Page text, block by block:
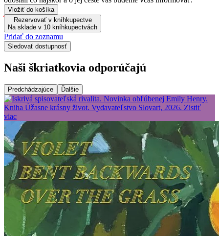
Vložiť do košíka
Rezervovať v kníhkupectve
Na sklade v 10 kníhkupectvách
Pridať do zoznamu
Sledovať dostupnosť
Naši škriatkovia odporúčajú
Predchádzajúce Ďalšie